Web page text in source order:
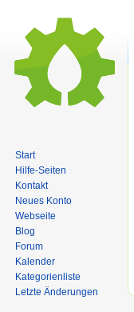
Start
Hilfe-Seiten
Kontakt
Neues Konto
Webseite
Blog
Forum
Kalender
Kategorienliste
Letzte Änderungen